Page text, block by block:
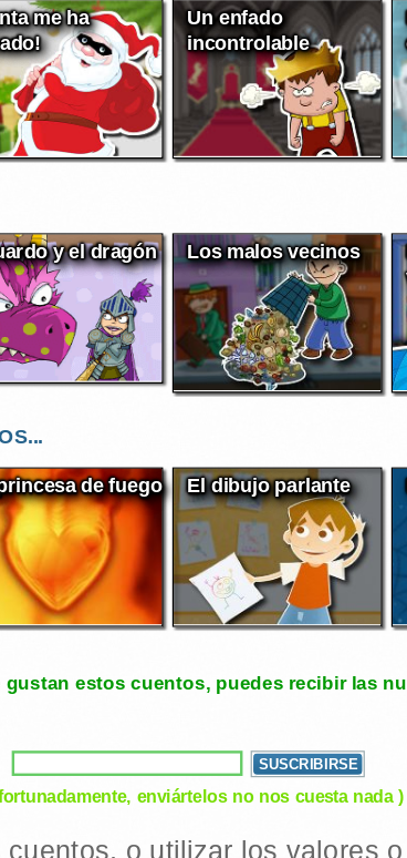
me ha
Un enfado
incontrolable
y el dragón Los malos vecinos
de fuego El dibujo parlante
gustan estos cuentos, puedes recibir las
enviártelos no nos cuesta nada )
o utilizar los valores